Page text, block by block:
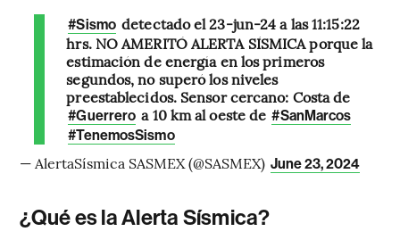
#Sismo detectado el 23-jun-24 a las 11:15:22
hrs. NO AMERITÓ ALERTA SÍSMICA porque la
estimación de energía en los primeros
segundos, no superó los niveles
preestablecidos. Sensor cercano: Costa de
#Guerrero a 10 km al oeste de #SanMarcos
#TenemosSismo
— AlertaSísmica SASMEX (@SASMEX) June 23, 2024
¿Qué es la Alerta Sísmica?